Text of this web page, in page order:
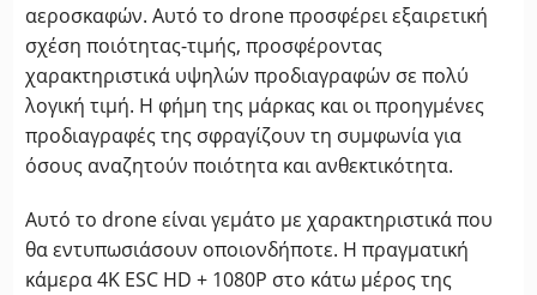
αεροσκαφών. Αυτό το drone προσφέρει εξαιρετική
σχέση ποιότητας-τιμής, προσφέροντας
χαρακτηριστικά υψηλών προδιαγραφών σε πολύ
λογική τιμή. Η φήμη της μάρκας και οι προηγμένες
προδιαγραφές της σφραγίζουν τη συμφωνία για
όσους αναζητούν ποιότητα και ανθεκτικότητα.
Αυτό το drone είναι γεμάτο με χαρακτηριστικά που
θα εντυπωσιάσουν οποιονδήποτε. Η πραγματική
κάμερα 4K ESC HD + 1080P στο κάτω μέρος της